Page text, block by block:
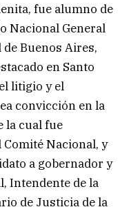
fue alumno de
Nacional General
Buenos Aires,
en Santo
litigio y el
convicción en la
la cual fue
Nacional, y
a gobernador y
Intendente de la
de Justicia de la